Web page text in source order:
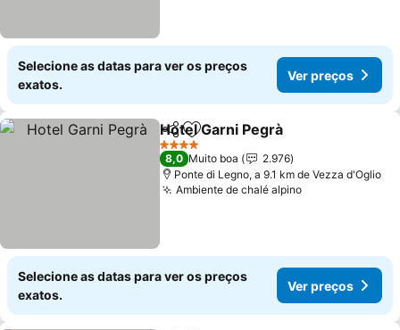
Selecione as datas para ver os preços
exatos.
Ver preços
PartilharAdicionar aos favoritos
Hotel Garni Pegrà
4 Estrelas
8,0 Muito boa
2.976
Ponte di Legno, a 9.1 km de Vezza d'Oglio
Ambiente de chalé alpino
Selecione as datas para ver os preços
exatos.
Ver preços